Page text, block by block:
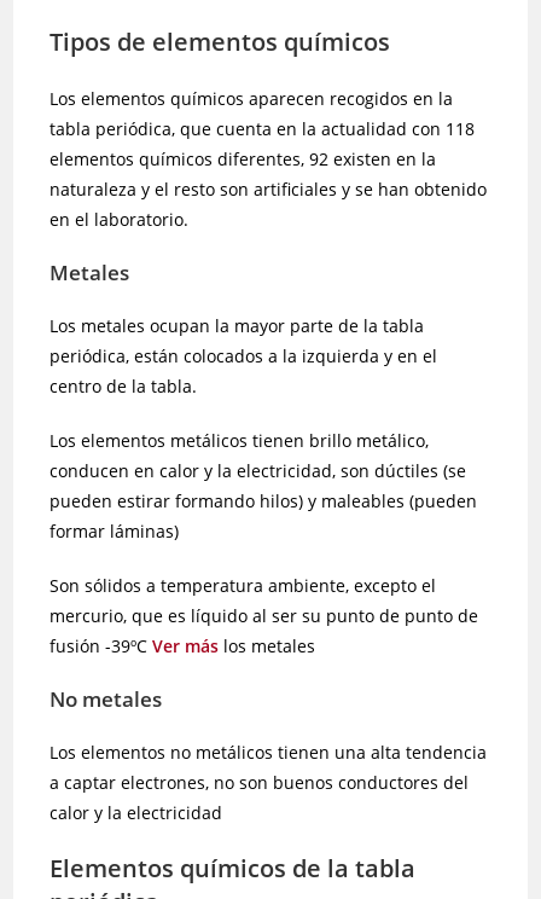
Tipos de elementos químicos
Los elementos químicos aparecen recogidos en la
tabla periódica, que cuenta en la actualidad con 118
elementos químicos diferentes, 92 existen en la
naturaleza y el resto son artificiales y se han obtenido
en el laboratorio.
Metales
Los metales ocupan la mayor parte de la tabla
periódica, están colocados a la izquierda y en el
centro de la tabla.
Los elementos metálicos tienen brillo metálico,
conducen en calor y la electricidad, son dúctiles (se
pueden estirar formando hilos) y maleables (pueden
formar láminas)
Son sólidos a temperatura ambiente, excepto el
mercurio, que es líquido al ser su punto de punto de
fusión -39ºCVer más los metales
No metales
Los elementos no metálicos tienen una alta tendencia
a captar electrones, no son buenos conductores del
calor y la electricidad
Elementos químicos de la tabla